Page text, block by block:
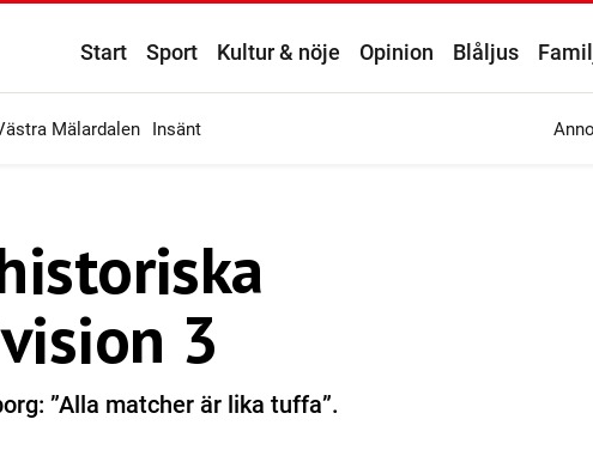
Start Sport Kultur & nöje Opinion Blåljus
Mälardalen Insänt
3
”Alla matcher är lika tuffa”.